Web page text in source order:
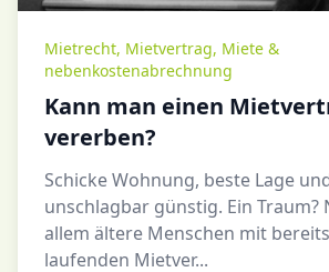
Mietrecht, Mietvertrag, Miete &
nebenkostenabrechnung
Kann man einen
vererben?
Schicke Wohnung, beste Lage
unschlagbar günstig. Ein Traum?
allem ältere Menschen mit
laufenden Mietver...